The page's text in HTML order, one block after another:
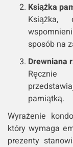
Książka
sposób na
Drewniana
pamiątką.
Wyrażenie
który wymaga
prezenty